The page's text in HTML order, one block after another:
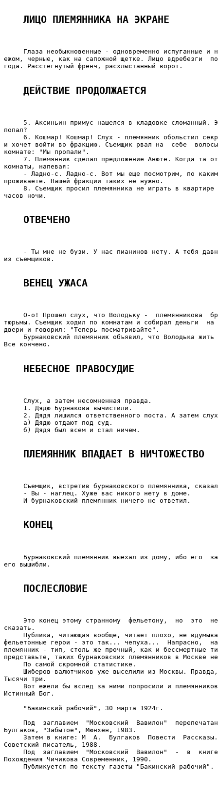
ЛИЦО ПЛЕМЯННИКА НА ЭКРАНЕ
Глаза необыкновенные - одновременно испуганные и
ежом, черные, как на сапожной щетке. Лицо вдребезги
года. Расстегнутый френч, расхлыстанный ворот.
ДЕЙСТВИЕ ПРОДОЛЖАЕТСЯ
5. Аксиньин примус нашелся в кладовке сломанный.
попал?
6. Кошмар! Кошмар! Слух - племянник обольстил
и хочет войти во фракцию. Съемщик рвал на  себе
комнате: "Мы пропали".
7. Племянник сделал предложение Анюте. Когда та
комнаты, напевая:
- Ладно-с. Ладно-с. Вот мы еще посмотрим, по
проживаете. Нашей фракции таких не нужно.
8. Съемщик просил племянника не играть в квартире
часов ночи.
ОТВЕЧЕНО
- Ты мне не бузи. У нас пианинов нету. А тебя
из съемщиков.
ВЕНЕЦ УЖАСА
О-о! Прошел слух, что Володьку -  племянникова
тюрьмы. Съемщик ходил по комнатам и собирал деньги
двери и говорил: "Теперь посматривайте".
Бурнаковский племянник объявил, что Володька жить
Все кончено.
НЕБЕСНОЕ ПРАВОСУДИЕ
     Слух, а затем несомненная правда.
     1. Дядю Бурнакова вычистили.
2. Дядя лишился ответственного поста. А затем
     а) Дядю отдают под суд.
     б) Дядя был всем и стал ничем.
ПЛЕМЯННИК ВПАДАЕТ В НИЧТОЖЕСТВО
Съемщик, встретив бурнаковского племянника,
     - Вы - наглец. Хуже вас никого нету в доме.
     И бурнаковский племянник ничего не ответил.
КОНЕЦ
Бурнаковский племянник выехал из дому, ибо его
его вышибли.
ПОСЛЕСЛОВИЕ
Это конец этому странному  фельетону,  но  это
сказать.
Публика, читающая вообще, читает плохо, не
фельетонные герои - это так... чепуха...  Напрасно,
племянник - тип, столь же прочный, как и
представьте, таких бурнаковских племянников в Москве
     По самой скромной статистике.
Шиберов-валютчиков уже выселили из Москвы.
Тысячи три.
Вот ежели бы вслед за ними попросили и
Истинный Бог.
     "Бакинский рабочий", 30 марта 1924г.
Под  заглавием  "Московский  Вавилон"
Булгаков, "Забытое", Мюнхен, 1983.
Затем в книге: М  А.  Булгаков  Повести
Советский писатель, 1988.
Под  заглавием  "Московский  Вавилон"  -  в
Похождения Чичикова Современник, 1990.
     Публикуется по тексту газеты "Бакинский рабочий".